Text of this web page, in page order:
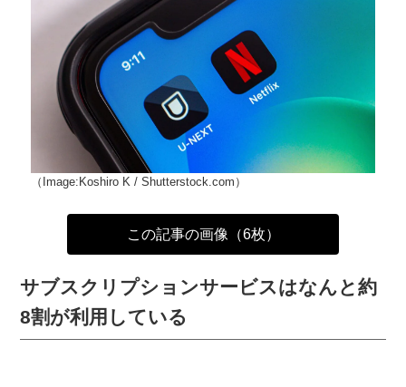
（Image:Koshiro K / Shutterstock.com）
この記事の画像（6枚）
サブスクリプションサービスはなんと約
8割が利用している